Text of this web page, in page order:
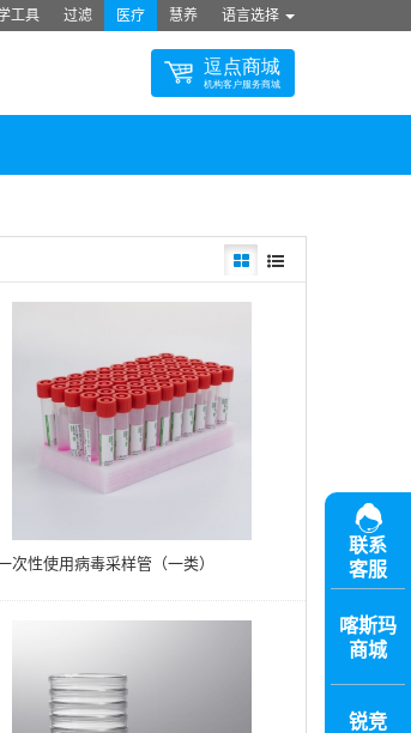
工具 过滤 医疗 慧养 语言选择
次性使用病毒采样管（一类）
联系
客服
喀斯玛
商城
锐竞